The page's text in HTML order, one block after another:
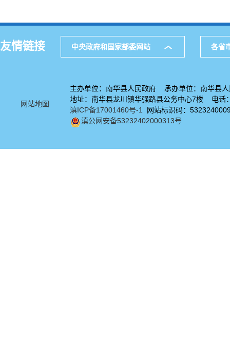
友情链接 中央政府和国家部委网站 各省
网站地图
主办单位：南华县人民政府 承办单位：南华县人
地址：南华县龙川镇华强路县公务中心7楼 电
滇ICP备17001460号-1
网站标识码：
滇公网安备53232402000313号